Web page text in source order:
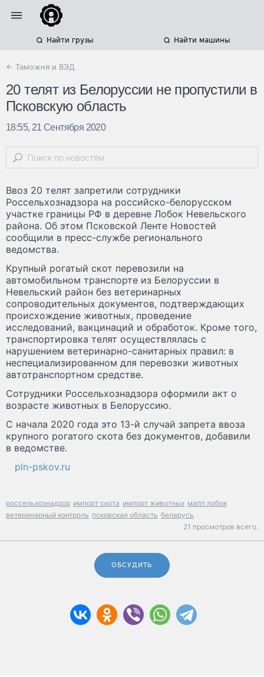
Найти грузы Найти машины
← Таможня и ВЭД
20 телят из Белоруссии не пропустили в
Псковскую область
18:55, 21 Сентября 2020
Ввоз 20 телят запретили сотрудники
Россельхознадзора на российско-белорусском
участке границы РФ в деревне Лобок Невельского
района. Об этом Псковской Ленте Новостей
сообщили в пресс-службе регионального
ведомства.
Крупный рогатый скот перевозили на
автомобильном транспорте из Белоруссии в
Невельский район без ветеринарных
сопроводительных документов, подтверждающих
происхождение животных, проведение
исследований, вакцинаций и обработок. Кроме того,
транспортировка телят осуществлялась с
нарушением ветеринарно-санитарных правил: в
неспециализированном для перевозки животных
автотранспортном средстве.
Сотрудники Россельхознадзора оформили акт о
возрасте животных в Белоруссию.
С начала 2020 года это 13-й случай запрета ввоза
крупного рогатого скота без документов, добавили
в ведомстве.
pln-pskov.ru
россельхознадзор импорт скота импорт животных мапп лобок
ветеринарный контроль псковская область беларусь
21 просмотров всего.
ОБСУДИТЬ